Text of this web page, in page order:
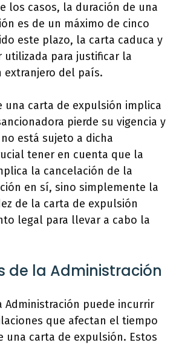
los casos, la duración de una
es de un máximo de cinco
este plazo, la carta caduca y
utilizada para justificar la
extranjero del país.
una carta de expulsión implica
pierde su vigencia y
está sujeto a dicha
tener en cuenta que la
la cancelación de la
en sí, sino simplemente la
de la carta de expulsión
legal para llevar a cabo la
de la Administración
Administración puede incurrir
que afectan el tiempo
una carta de expulsión. Estos